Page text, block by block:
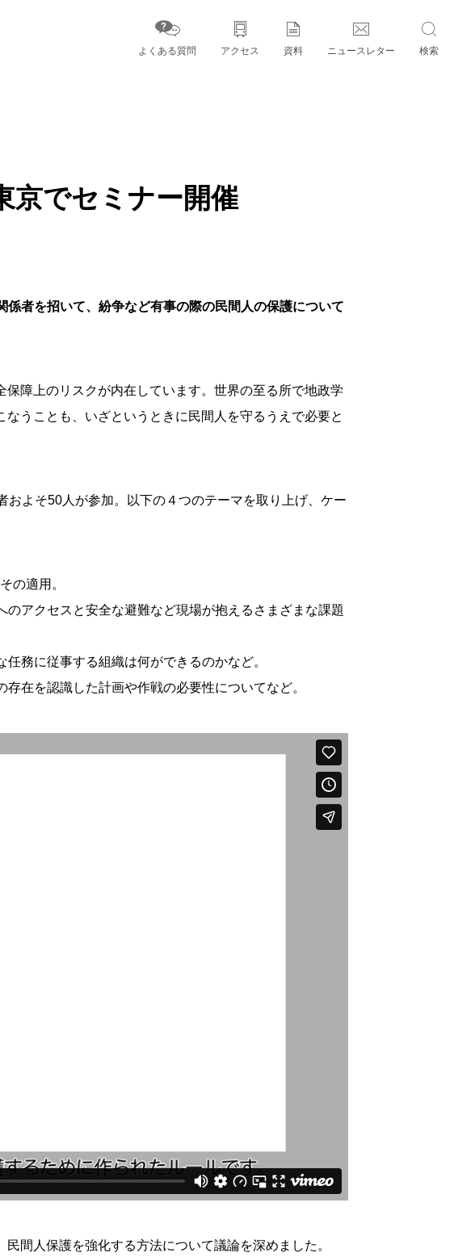
よくある質問 アクセス 資料 ニュースレター 検索
京でセミナー開催
者を招いて、紛争など有事の際の民間人の保護について
障上のリスクが内在しています。世界の至る所で地政学
うことも、いざというときに民間人を守るうえで必要と
よそ50人が参加。以下の４つのテーマを取り上げ、ケー
の適用。
アクセスと安全な避難など現場が抱えるさまざまな課題
務に従事する組織は何ができるのかなど。
在を認識した計画や作戦の必要性についてなど。
間人保護を強化する方法について議論を深めました。